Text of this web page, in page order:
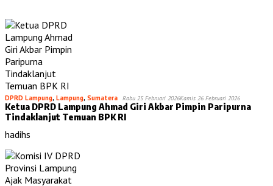
DPRD Lampung, Lampung, Sumatera Rabu 25 Februari 2026Kamis 26 Februari 2026
Ketua DPRD Lampung Ahmad Giri Akbar Pimpin Paripurna
Tindaklanjut Temuan BPK RI
hadihs